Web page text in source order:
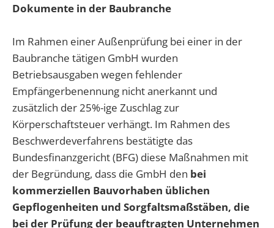
Dokumente in der Baubranche
Im Rahmen einer Außenprüfung bei einer in der
Baubranche tätigen GmbH wurden
Betriebsausgaben wegen fehlender
Empfängerbenennung nicht anerkannt und
zusätzlich der 25%-ige Zuschlag zur
Körperschaftsteuer verhängt. Im Rahmen des
Beschwerdeverfahrens bestätigte das
Bundesfinanzgericht (BFG) diese Maßnahmen mit
der Begründung, dass die GmbH den bei
kommerziellen Bauvorhaben üblichen
Gepflogenheiten und Sorgfaltsmaßstäben, die
bei der Prüfung der beauftragten Unternehmen